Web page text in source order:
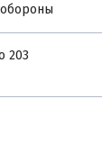
203